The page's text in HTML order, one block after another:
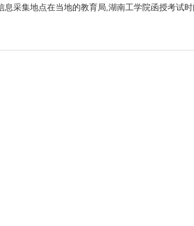
采集地点在当地的教育局,湖南工学院函授考试